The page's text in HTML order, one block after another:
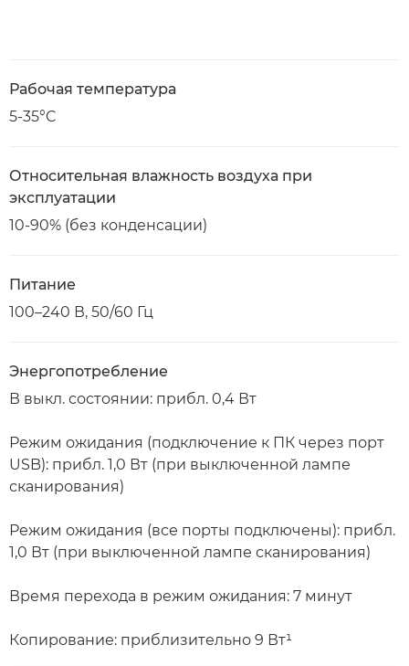
Рабочая температура
5-35°C
Относительная влажность воздуха при
эксплуатации
10-90% (без конденсации)
Питание
100–240 В, 50/60 Гц
Энергопотребление
В выкл. состоянии: прибл. 0,4 Вт
Режим ожидания (подключение к ПК через порт
USB): прибл. 1,0 Вт (при выключенной лампе
сканирования)
Режим ожидания (все порты подключены): прибл.
1,0 Вт (при выключенной лампе сканирования)
Время перехода в режим ожидания: 7 минут
Копирование: приблизительно 9 Вт¹